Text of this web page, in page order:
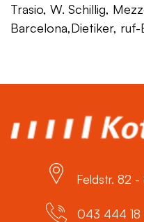
Trasio, W. Schillig,
Barcelona,Dietiker,
Feldstr. 82
043 444 18